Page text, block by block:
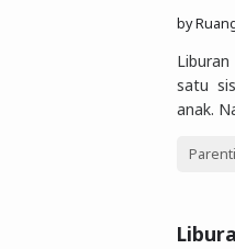
byRuang
satu
anak.